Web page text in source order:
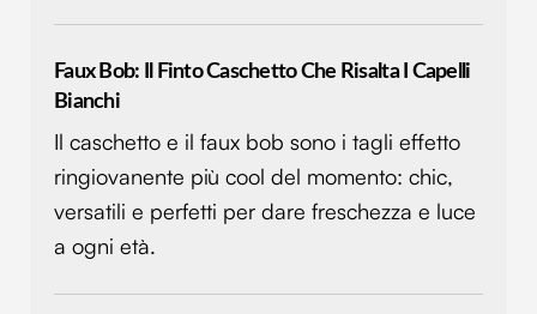
Faux Bob: Il Finto Caschetto Che Risalta I Capelli
Bianchi
Il caschetto e il faux bob sono i tagli effetto
ringiovanente più cool del momento: chic,
versatili e perfetti per dare freschezza e luce
a ogni età.